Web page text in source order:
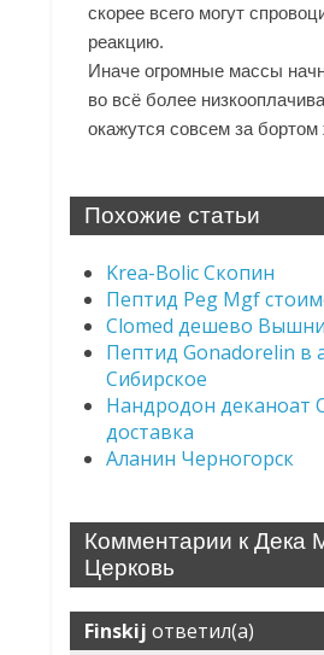
скорее всего могут
реакцию.
Иначе огромные массы
во всё более
окажутся совсем за бортом
Похожие статьи
Krea-Bolic Скопин
Пептид Peg Mgf
Clomed дешево
Пептид Gonadorelin в
Сибирское
Нандродон деканоат
доставка
Аланин Черногорск
Комментарии к Дека
Церковь
Finskij ответил(а)